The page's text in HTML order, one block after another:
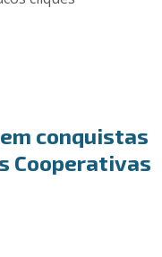
conquistas
Cooperativas